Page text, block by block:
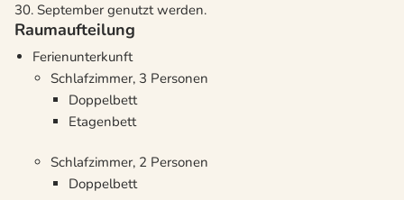
30. September genutzt werden.
Raumaufteilung
Ferienunterkunft
Schlafzimmer, 3 Personen
Doppelbett
Etagenbett
Schlafzimmer, 2 Personen
Doppelbett